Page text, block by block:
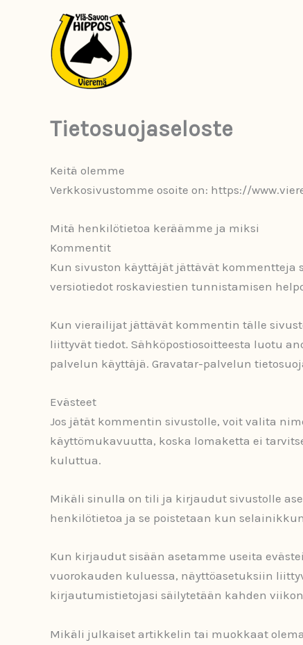
Tietosuojaseloste
Keitä olemme
Verkkosivustomme osoite on: https://
Mitä henkilötietoa keräämme ja miksi
Kommentit
Kun sivuston käyttäjät jättävät kommentteja
versiotiedot roskaviestien tunnistamisen
Kun vierailijat jättävät kommentin tälle
liittyvät tiedot. Sähköpostiosoitteesta luotu
palvelun käyttäjä. Gravatar-palvelun
Evästeet
Jos jätät kommentin sivustolle, voit valita
käyttömukavuutta, koska lomaketta ei
kuluttua.
Mikäli sinulla on tili ja kirjaudut sivustolle
henkilötietoa ja se poistetaan kun
Kun kirjaudut sisään asetamme useita
vuorokauden kuluessa, näyttöasetuksiin
kirjautumistietojasi säilytetään kahden
Mikäli julkaiset artikkelin tai muokkaat